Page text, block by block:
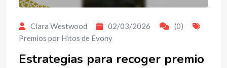
Clara Westwood 02/03/2026
(0)
Premios por Hitos de Evony
Estrategias para recoger premio